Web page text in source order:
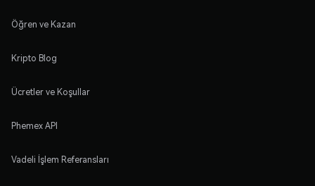
Öğren ve Kazan
Kripto Blog
Ücretler ve Koşullar
Phemex API
Vadeli İşlem Referansları